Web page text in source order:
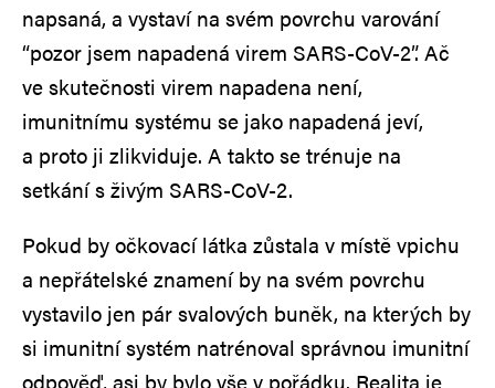
napsaná, a vystaví na svém povrchu varování
“pozor jsem napadená virem SARS-CoV-2”. Ač
ve skutečnosti virem napadena není,
imunitnímu systému se jako napadená jeví,
a proto ji zlikviduje. A takto se trénuje na
setkání s živým SARS-CoV-2.
Pokud by očkovací látka zůstala v místě vpichu
a nepřátelské znamení by na svém povrchu
vystavilo jen pár svalových buněk, na kterých by
si imunitní systém natrénoval správnou imunitní
odpověď, asi by bylo vše v pořádku. Realita je